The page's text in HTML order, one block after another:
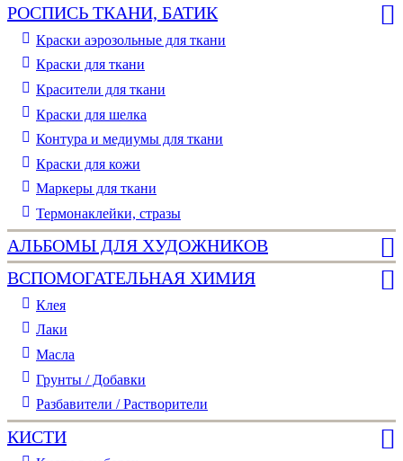
РОСПИСЬ ТКАНИ, БАТИК
Краски аэрозольные для ткани
Краски для ткани
Красители для ткани
Краски для шелка
Контура и медиумы для ткани
Краски для кожи
Маркеры для ткани
Термонаклейки, стразы
АЛЬБОМЫ ДЛЯ ХУДОЖНИКОВ
ВСПОМОГАТЕЛЬНАЯ ХИМИЯ
Клея
Лаки
Масла
Грунты / Добавки
Разбавители / Растворители
КИСТИ